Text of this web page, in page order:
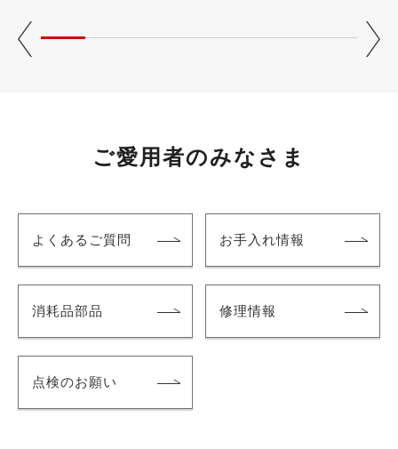
ご愛用者のみなさま
よくあるご質問 お手入れ情報
消耗品部品 修理情報
点検のお願い